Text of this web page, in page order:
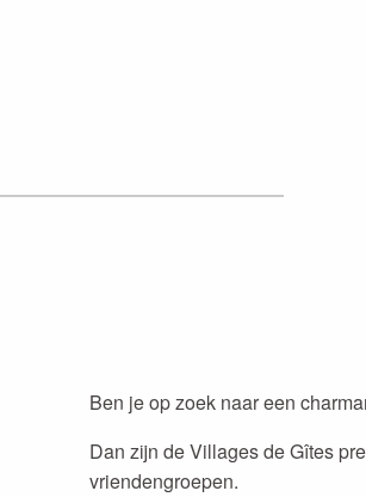
Ben je op zoek naar een
Dan zijn de Villages de Gîtes
vriendengroepen.